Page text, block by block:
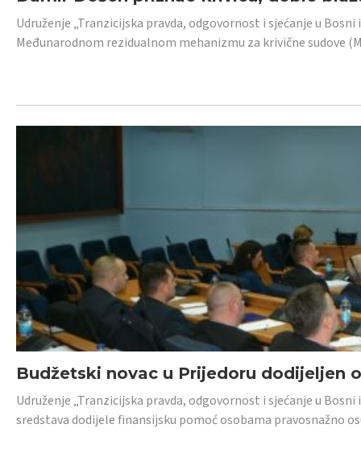
Udruženje „Tranzicijska pravda, odgovornost i sjećanje u
Međunarodnom rezidualnom mehanizmu za krivične sudove
Budžetski novac u Prijedoru dodijeljen
Udruženje „Tranzicijska pravda, odgovornost i sjećanje u
sredstava dodijele finansijsku pomoć osobama pravosnažno